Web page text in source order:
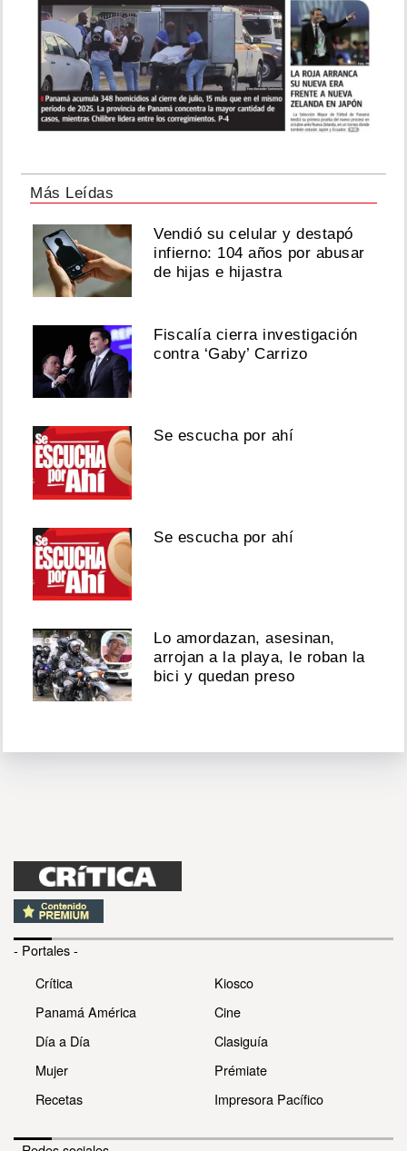
Más Leídas
Vendió su celular y destapó
infierno: 104 años por abusar
de hijas e hijastra
Fiscalía cierra investigación
contra ‘Gaby’ Carrizo
Se escucha por ahí
Se escucha por ahí
Lo amordazan, asesinan,
arrojan a la playa, le roban la
bici y quedan preso
- Portales -
Crítica
Panamá América
Día a Día
Mujer
Recetas
Kiosco
Cine
Clasiguía
Prémiate
Impresora Pacífico